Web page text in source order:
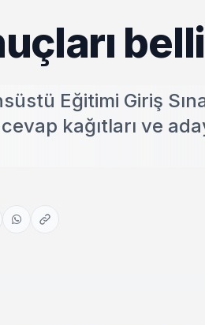
Eğitimi Giriş
kağıtları ve